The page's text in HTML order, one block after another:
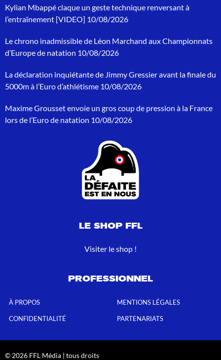
c
h
e
c
h
o
u
:
Kylian Mbappé claque un geste technique renversant à
l’entraînement [VIDEO] 10/08/2026
Le chrono inadmissible de Léon Marchand aux Championnats
d’Europe de natation 10/08/2026
La déclaration inquiétante de Jimmy Gressier avant la finale du
5000m à l’Euro d’athlétisme 10/08/2026
Maxime Grousset envoie un gros coup de pression à la France
lors de l’Euro de natation 10/08/2026
LE SHOP FFL
Visiter le shop !
PROFESSIONNEL
À PROPOS
CONFIDENTIALITÉ
MENTIONS LÉGALES
PARTENARIATS
© 2026 FFL Média | tous droits